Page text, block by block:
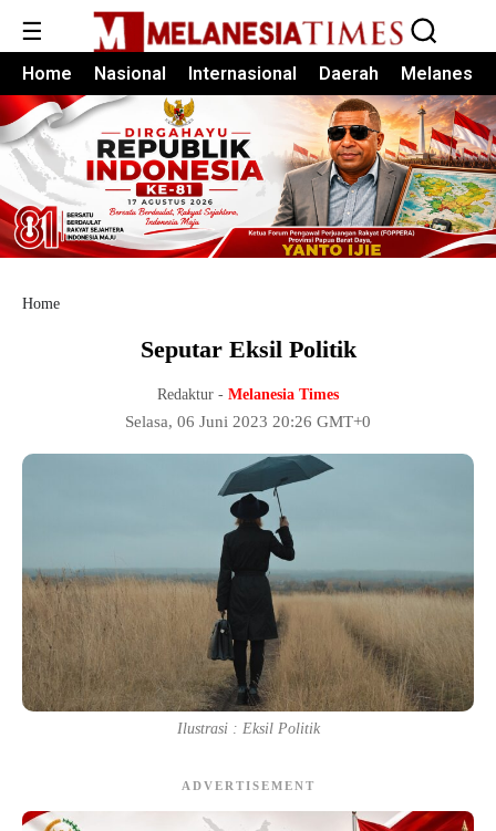
☰
Home Nasional Internasional Daerah Melanesia
Home
Seputar Eksil Politik
Redaktur - Melanesia Times
Selasa, 06 Juni 2023 20:26 GMT+0
Ilustrasi : Eksil Politik
ADVERTISEMENT